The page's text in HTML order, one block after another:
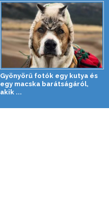
Gyönyörű fotók egy kutya és
egy macska barátságáról,
akik ...